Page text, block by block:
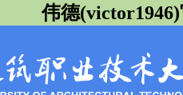
伟德